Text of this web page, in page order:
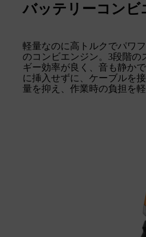
バッテリーコンビ
軽量なのに高トルクでパワ
のコンビエンジン。3段階の
ギー効率が良く、音も静か
に挿入せずに、ケーブルを
量を抑え、作業時の負担を軽